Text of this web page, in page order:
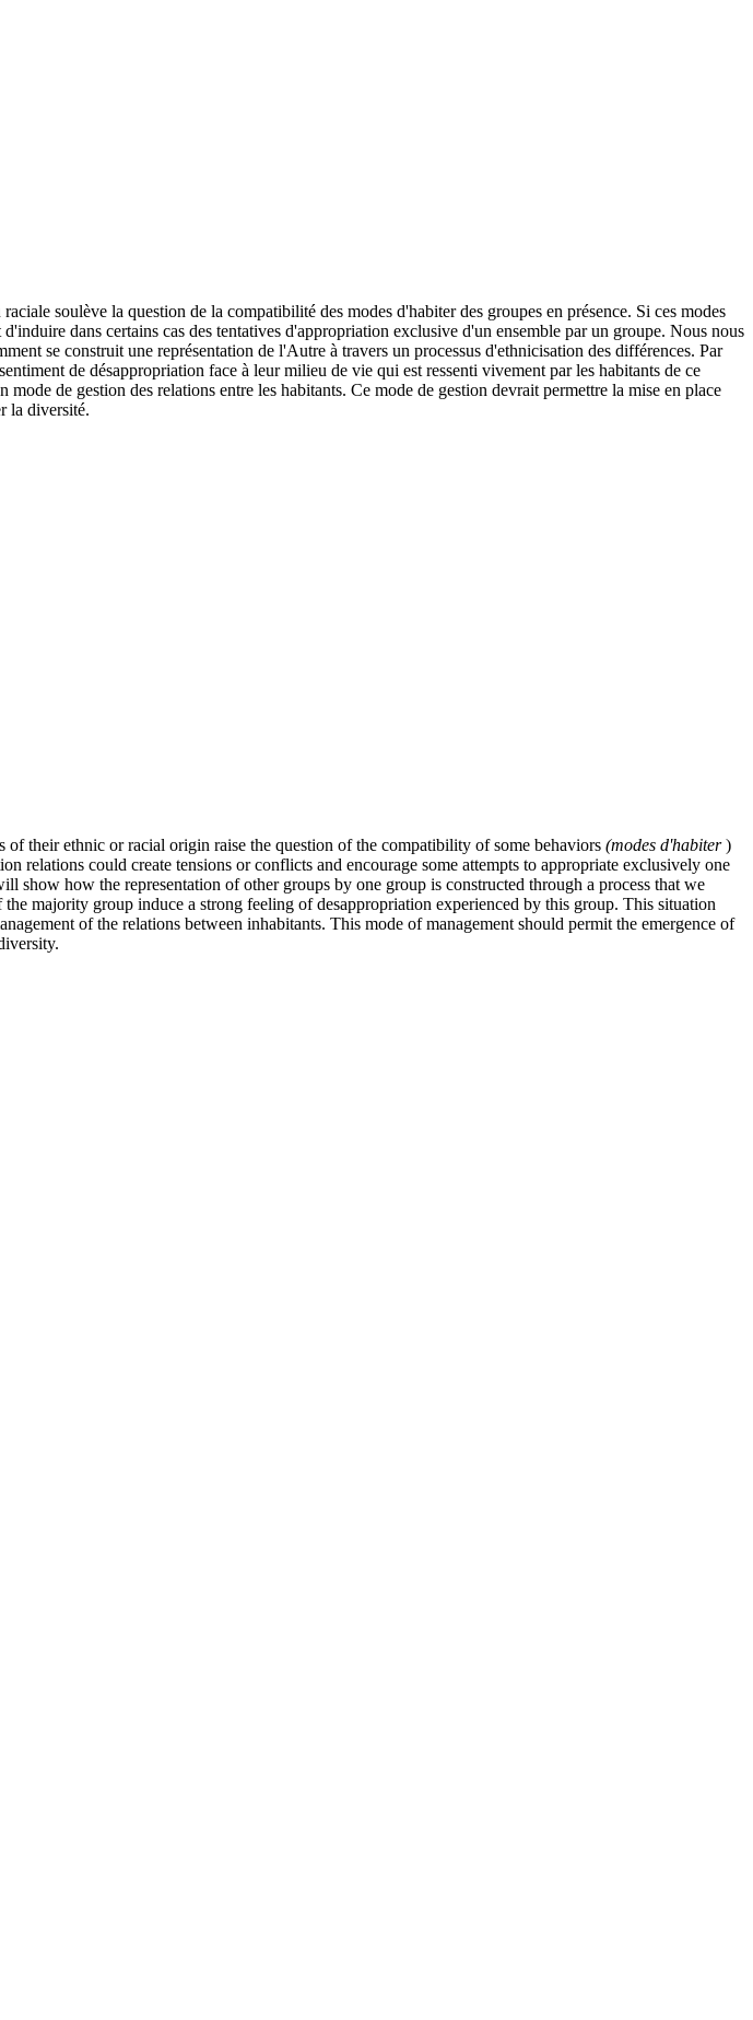
soulève la question de la compatibilité des modes d'habiter des groupes en présence. Si ces modes
dans certains cas des tentatives d'appropriation exclusive d'un ensemble par un groupe. Nous nous
se construit une représentation de l'Autre à travers un processus d'ethnicisation des différences. Par
de désappropriation face à leur milieu de vie qui est ressenti vivement par les habitants de ce
de gestion des relations entre les habitants. Ce mode de gestion devrait permettre la mise en place
la diversité.
their ethnic or racial origin raise the question of the compatibility of some behaviors (modes d'habiter)
relations could create tensions or conflicts and encourage some attempts to appropriate exclusively one
how the representation of other groups by one group is constructed through a process that we
majority group induce a strong feeling of desappropriation experienced by this group. This situation
of the relations between inhabitants. This mode of management should permit the emergence of